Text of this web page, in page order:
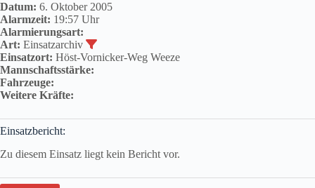
Datum: 6. Oktober 2005
Alarmzeit: 19:57 Uhr
Alarmierungsart:
Art: Einsatzarchiv
Einsatzort: Höst-Vornicker-Weg Weeze
Mannschaftsstärke:
Fahrzeuge:
Weitere Kräfte:
Einsatzbericht:
Zu diesem Einsatz liegt kein Bericht vor.